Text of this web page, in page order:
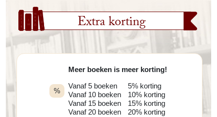
Extra korting
%
Meer boeken is meer korting!
Vanaf 5 boeken
Vanaf 10 boeken
Vanaf 15 boeken
Vanaf 20 boeken
5% korting
10% korting
15% korting
20% korting